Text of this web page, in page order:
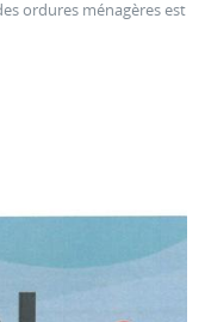
ordures ménagères est